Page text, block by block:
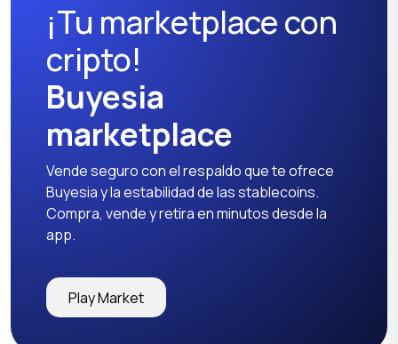
¡Tu marketplace con
cripto!
Buyesia
marketplace
Vende seguro con el respaldo que te ofrece
Buyesia y la estabilidad de las stablecoins.
Compra, vende y retira en minutos desde la
app.
Play Market